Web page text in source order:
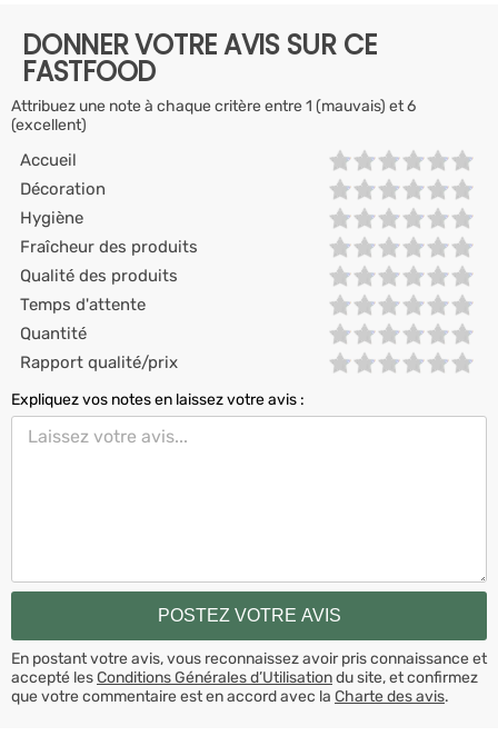
DONNER VOTRE AVIS SUR CE
FASTFOOD
Attribuez une note à chaque critère entre 1 (mauvais) et 6
(excellent)
Accueil
Décoration
Hygiène
Fraîcheur des produits
Qualité des produits
Temps d'attente
Quantité
Rapport qualité/prix
Expliquez vos notes en laissez votre avis :
En postant votre avis, vous reconnaissez avoir pris connaissance et
accepté lesConditions Générales d’Utilisationdu site, et confirmez
que votre commentaire est en accord avec la Charte des avis.